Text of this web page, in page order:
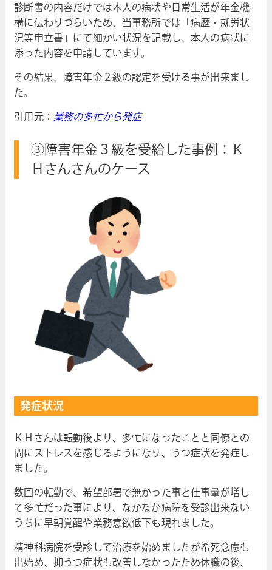
診断書の内容だけでは本人の病状や日常生活が年金機
構に伝わりづらいため、当事務所では「病歴・就労状
況等申立書」にて細かい状況を記載し、本人の病状に
添った内容を申請しています。
その結果、障害年金２級の認定を受ける事が出来まし
た。
引用元： 業務の多忙から発症
③障害年金３級を受給した事例：Ｋ
Ｈさんさんのケース
発症状況
ＫＨさんは転勤後より、多忙になったことと同僚との
間にストレスを感じるようになり、うつ症状を発症し
ました。
数回の転勤で、希望部署で無かった事と仕事量が増し
て多忙だった事により、なかなか病院を受診出来ない
うちに早朝覚醒や業務意欲低下も現れました。
精神科病院を受診して治療を始めましたが希死念慮も
出始め、抑うつ症状も改善しなかったため休職の後、